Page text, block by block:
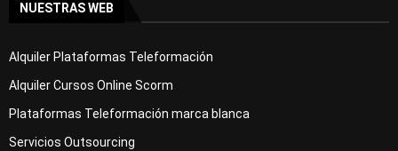
NUESTRAS WEB
Alquiler Plataformas Teleformación
Alquiler Cursos Online Scorm
Plataformas Teleformación marca blanca
Servicios Outsourcing